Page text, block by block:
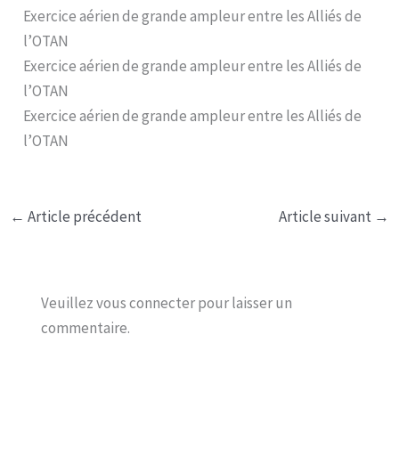
Exercice aérien de grande ampleur entre les Alliés de
l’OTAN
Exercice aérien de grande ampleur entre les Alliés de
l’OTAN
Exercice aérien de grande ampleur entre les Alliés de
l’OTAN
← Article précédent Article suivant →
Veuillez vous connecter pour laisser un
commentaire.